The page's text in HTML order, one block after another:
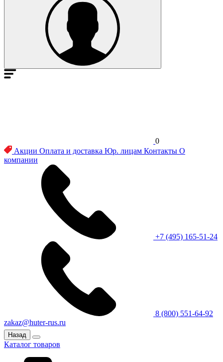
0
Акции Оплата и доставка Юр. лицам Контакты О
компании
+7 (495) 165-51-24
8 (800) 551-64-92
zakaz@huter-rus.ru
Назад
Каталог товаров